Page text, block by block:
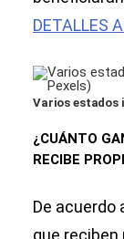
DETALLES
Varios estados
¿CUÁNTO
RECIBE
De acuerdo
que reciben